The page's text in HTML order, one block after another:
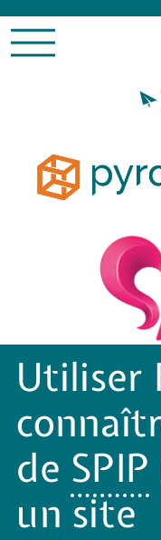
Utiliser
de SPIP
un site